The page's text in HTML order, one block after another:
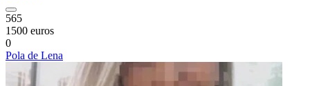
565
1500 euros
0
Pola de Lena